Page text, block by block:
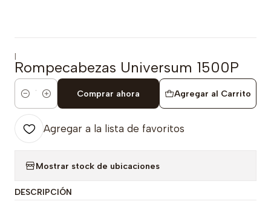
|
Rompecabezas Universum 1500P
Cantidad
Agregar al Carrito
Comprar ahora
Agregar a la lista de favoritos
Mostrar stock de ubicaciones
DESCRIPCIÓN